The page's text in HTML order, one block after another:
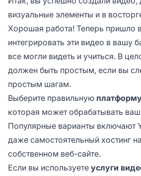
визуальные элементы и в
Хорошая работа! Теперь пришло
интегрировать эти видео в вашу
все могли видеть и учиться. В
должен быть простым, если вы
простым шагам.
Выберите правильную
которая может обрабатывать ваш
Популярные варианты включают
даже самостоятельный хостинг
собственном веб-сайте.
Если вы используете услуги